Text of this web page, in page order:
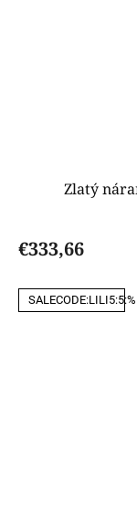
Zlatý
€333,66
SALECODE:LILI5:5:%